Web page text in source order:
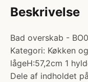
Beskrivelse
Bad overskab -
Kategori: Køkken
lågeH:57,2cm 1
Dele af indholdet